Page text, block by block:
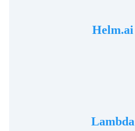
Helm.ai
Lambda